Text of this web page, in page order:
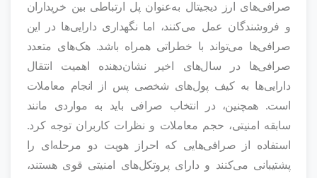
صرافی‌های ارز دیجیتال به‌عنوان پل ارتباطی بین خریداران
و فروشندگان عمل می‌کنند، اما نگهداری دارایی‌ها در این
صرافی‌ها می‌تواند با خطراتی همراه باشد. هک‌های متعدد
صرافی‌ها در سال‌های اخیر نشان‌دهنده اهمیت انتقال
دارایی‌ها به کیف پول‌های شخصی پس از انجام معاملات
است. همچنین، در انتخاب صرافی باید به مواردی مانند
سابقه امنیتی، حجم معاملات و نظرات کاربران توجه کرد.
استفاده از صرافی‌هایی که احراز هویت دو مرحله‌ای را
پشتیبانی می‌کنند و دارای پروتکل‌های امنیتی قوی هستند،